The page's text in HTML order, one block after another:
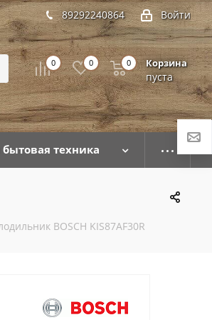
Войти
89292240864
0 0 Корзина
пуста
0
техника
BOSCH KIS87AF30R